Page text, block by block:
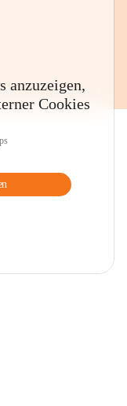
anzuzeigen,
Cookies